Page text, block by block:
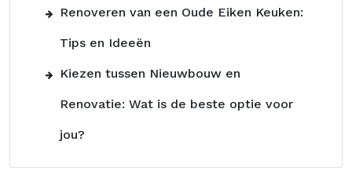
Renoveren van een Oude Eiken Keuken:
Tips en Ideeën
Kiezen tussen Nieuwbouw en
Renovatie: Wat is de beste optie voor
jou?